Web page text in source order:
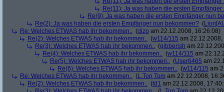
Re(11): Ja was haben die ersten
Re(9): Ja was haben die ersten Empfänger nun
Re(2): Ja was haben die ersten Empfänger nun bekommen? (
Re: Welches ETWAS hab ihr bekommen.. (dizo am 22.12.2008, 16:26:08)
Re(2): Welches ETWAS hab ihr bekommen.. (w114/115 am
Re(3): Welches ETWAS hab ihr bekommen.. (gibberish am
Re(4): Welches ETWAS hab ihr bekommen.. (w114/115 am
Re(5): Welches ETWAS hab ihr bekommen.. (User6465 am
Re(6): Welches ETWAS hab ihr bekommen.. (w114/115 am
Re: Welches ETWAS hab ihr bekommen.. (L.Ton Tom am 22.12.2008,
Re(2): Welches ETWAS hab ihr bekommen.. (td1 am 22.12.2008,